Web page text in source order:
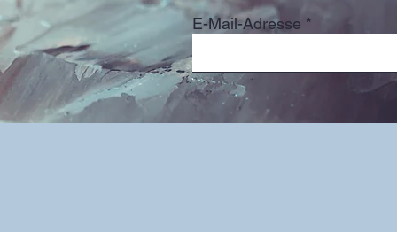
E-Mail-Adresse